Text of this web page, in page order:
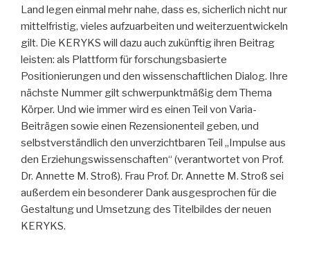
Land legen einmal mehr nahe, dass es, sicherlich nicht nur
mittelfristig, vieles aufzuarbeiten und weiterzuentwickeln
gilt. Die KERYKS will dazu auch zukünftig ihren Beitrag
leisten: als Plattform für forschungsbasierte
Positionierungen und den wissenschaftlichen Dialog. Ihre
nächste Nummer gilt schwerpunktmäßig dem Thema
Körper. Und wie immer wird es einen Teil von Varia-
Beiträgen sowie einen Rezensionenteil geben, und
selbstverständlich den unverzichtbaren Teil „Impulse aus
den Erziehungswissenschaften“ (verantwortet von Prof.
Dr. Annette M. Stroß). Frau Prof. Dr. Annette M. Stroß sei
außerdem ein besonderer Dank ausgesprochen für die
Gestaltung und Umsetzung des Titelbildes der neuen
KERYKS.